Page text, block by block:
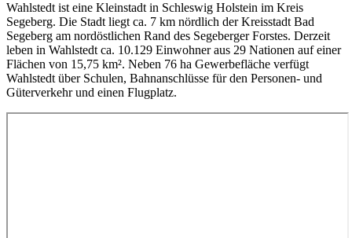
Wahlstedt ist eine Kleinstadt in Schleswig Holstein im Kreis
Segeberg. Die Stadt liegt ca. 7 km nördlich der Kreisstadt Bad
Segeberg am nordöstlichen Rand des Segeberger Forstes. Derzeit
leben in Wahlstedt ca. 10.129 Einwohner aus 29 Nationen auf einer
Flächen von 15,75 km². Neben 76 ha Gewerbefläche verfügt
Wahlstedt über Schulen, Bahnanschlüsse für den Personen- und
Güterverkehr und einen Flugplatz.